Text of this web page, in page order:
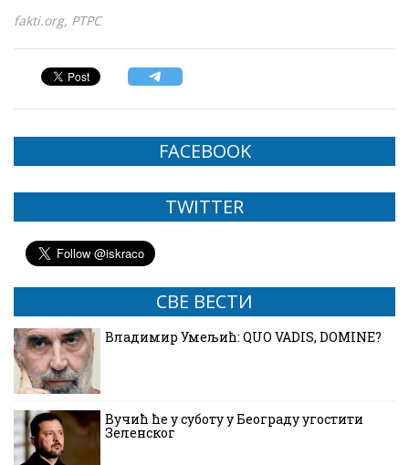
fakti.org, РТРС
FACEBOOK
TWITTER
СВЕ ВЕСТИ
Владимир Умељић: QUO VADIS, DOMINE?
Вучић ће у суботу у Београду угостити
Зеленског